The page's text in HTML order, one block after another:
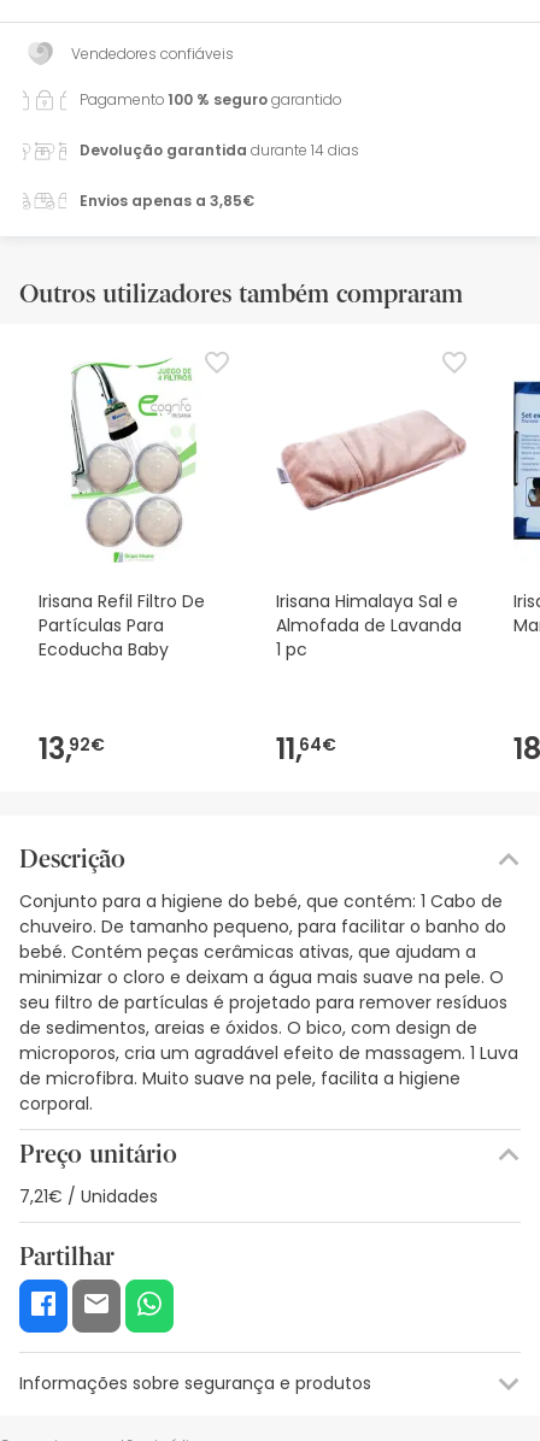
Vendedores confiáveis
Pagamento100 % segurogarantido
Devolução garantida durante 14 dias
Envios apenas a 3,85€
Outros utilizadores também compraram
Irisana Refil Filtro De
Partículas Para
Ecoducha Baby
13,92€
Irisana Himalaya Sal e
Almofada de Lavanda
1 pc
11,64€
Descrição
Conjunto para a higiene do bebé, que contém: 1 Cabo de
chuveiro. De tamanho pequeno, para facilitar o banho do
bebé. Contém peças cerâmicas ativas, que ajudam a
minimizar o cloro e deixam a água mais suave na pele. O
seu filtro de partículas é projetado para remover resíduos
de sedimentos, areias e óxidos. O bico, com design de
microporos, cria um agradável efeito de massagem. 1 Luva
de microfibra. Muito suave na pele, facilita a higiene
corporal.
Preço unitário
7,21€ / Unidades
Partilhar
Informações sobre segurança e produtos